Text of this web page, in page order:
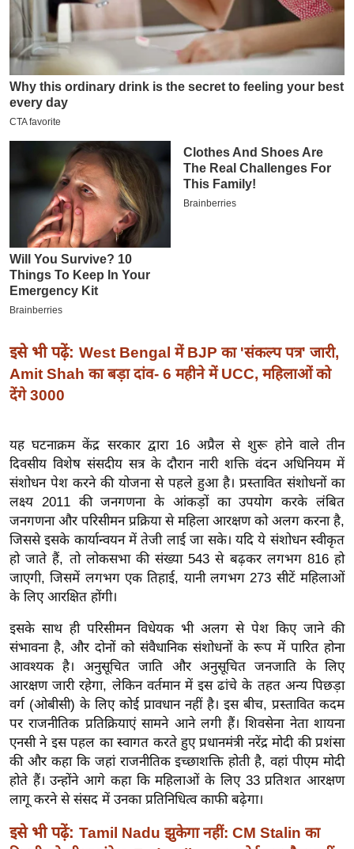
2
0
2
6
क्रा
इ
पे
मि
सा
ल
बे
सा
ख्सि
य
त
यं
ग
इं
डि
या
सा
हि
त्य
ज
ग
त
ऑ
टो
व
र्ल्ड
न्यू
इसे भी पढ़ें: West Bengal में BJP का 'संकल्प पत्र' जारी,
Amit Shah का बड़ा दांव- 6 महीने में UCC, महिलाओं को
देंगे 3000
यह घटनाक्रम केंद्र सरकार द्वारा 16 अप्रैल से शुरू होने वाले तीन
दिवसीय विशेष संसदीय सत्र के दौरान नारी शक्ति वंदन अधिनियम में
संशोधन पेश करने की योजना से पहले हुआ है। प्रस्तावित संशोधनों का
लक्ष्य 2011 की जनगणना के आंकड़ों का उपयोग करके लंबित
जनगणना और परिसीमन प्रक्रिया से महिला आरक्षण को अलग करना है,
जिससे इसके कार्यान्वयन में तेजी लाई जा सके। यदि ये संशोधन स्वीकृत
हो जाते हैं, तो लोकसभा की संख्या 543 से बढ़कर लगभग 816 हो
जाएगी, जिसमें लगभग एक तिहाई, यानी लगभग 273 सीटें महिलाओं
के लिए आरक्षित होंगी।
इसके साथ ही परिसीमन विधेयक भी अलग से पेश किए जाने की
संभावना है, और दोनों को संवैधानिक संशोधनों के रूप में पारित होना
आवश्यक है। अनुसूचित जाति और अनुसूचित जनजाति के लिए
आरक्षण जारी रहेगा, लेकिन वर्तमान में इस ढांचे के तहत अन्य पिछड़ा
वर्ग (ओबीसी) के लिए कोई प्रावधान नहीं है। इस बीच, प्रस्तावित कदम
पर राजनीतिक प्रतिक्रियाएं सामने आने लगी हैं। शिवसेना नेता शायना
एनसी ने इस पहल का स्वागत करते हुए प्रधानमंत्री नरेंद्र मोदी की प्रशंसा
की और कहा कि जहां राजनीतिक इच्छाशक्ति होती है, वहां पीएम मोदी
होते हैं। उन्होंने आगे कहा कि महिलाओं के लिए 33 प्रतिशत आरक्षण
लागू करने से संसद में उनका प्रतिनिधित्व काफी बढ़ेगा।
इसे भी पढ़ें: Tamil Nadu झुकेगा नहीं: CM Stalin का